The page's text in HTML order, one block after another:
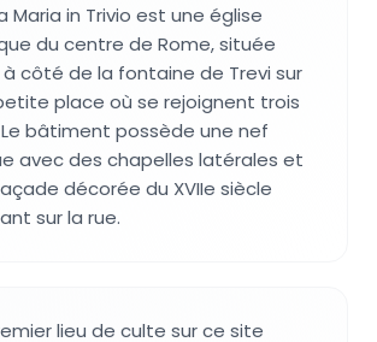
Maria in Trivio est une église
du centre de Rome, située
côté de la fontaine de Trevi sur
place où se rejoignent trois
bâtiment possède une nef
avec des chapelles latérales et
décorée du XVIIe siècle
sur la rue.
lieu de culte sur ce site